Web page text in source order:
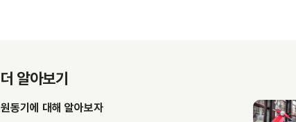
더 알아보기
원동기에 대해 알아보자